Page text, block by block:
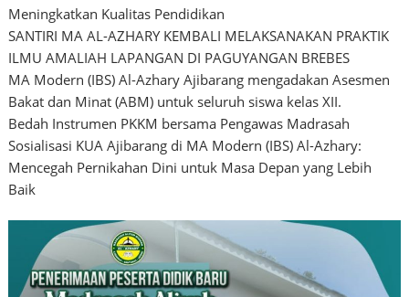
Meningkatkan Kualitas Pendidikan
SANTIRI MA AL-AZHARY KEMBALI MELAKSANAKAN PRAKTIK
ILMU AMALIAH LAPANGAN DI PAGUYANGAN BREBES
MA Modern (IBS) Al-Azhary Ajibarang mengadakan Asesmen
Bakat dan Minat (ABM) untuk seluruh siswa kelas XII.
Bedah Instrumen PKKM bersama Pengawas Madrasah
Sosialisasi KUA Ajibarang di MA Modern (IBS) Al-Azhary:
Mencegah Pernikahan Dini untuk Masa Depan yang Lebih
Baik